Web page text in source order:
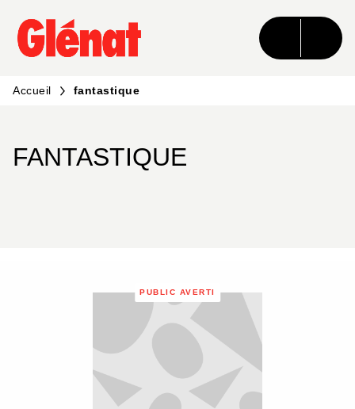
MENU RECHERCHE CONTENU
PIED DE PAGE
Accueil fantastique
FANTASTIQUE
PUBLIC AVERTI